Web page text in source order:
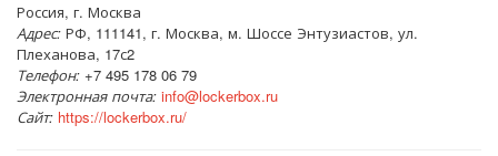
Россия, г. Москва
Адрес: РФ, 111141, г. Москва, м. Шоссе Энтузиастов, ул.
Плеханова, 17с2
Телефон: +7 495 178 06 79
Электронная почта: info@lockerbox.ru
Сайт: https://lockerbox.ru/